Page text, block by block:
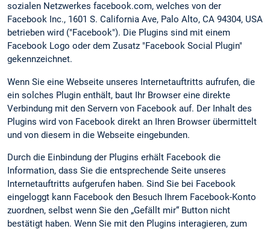
sozialen Netzwerkes facebook.com, welches von der
Facebook Inc., 1601 S. California Ave, Palo Alto, CA 94304, USA
betrieben wird ("Facebook"). Die Plugins sind mit einem
Facebook Logo oder dem Zusatz "Facebook Social Plugin"
gekennzeichnet.
Wenn Sie eine Webseite unseres Internetauftritts aufrufen, die
ein solches Plugin enthält, baut Ihr Browser eine direkte
Verbindung mit den Servern von Facebook auf. Der Inhalt des
Plugins wird von Facebook direkt an Ihren Browser übermittelt
und von diesem in die Webseite eingebunden.
Durch die Einbindung der Plugins erhält Facebook die
Information, dass Sie die entsprechende Seite unseres
Internetauftritts aufgerufen haben. Sind Sie bei Facebook
eingeloggt kann Facebook den Besuch Ihrem Facebook-Konto
zuordnen, selbst wenn Sie den „Gefällt mir“ Button nicht
bestätigt haben. Wenn Sie mit den Plugins interagieren, zum